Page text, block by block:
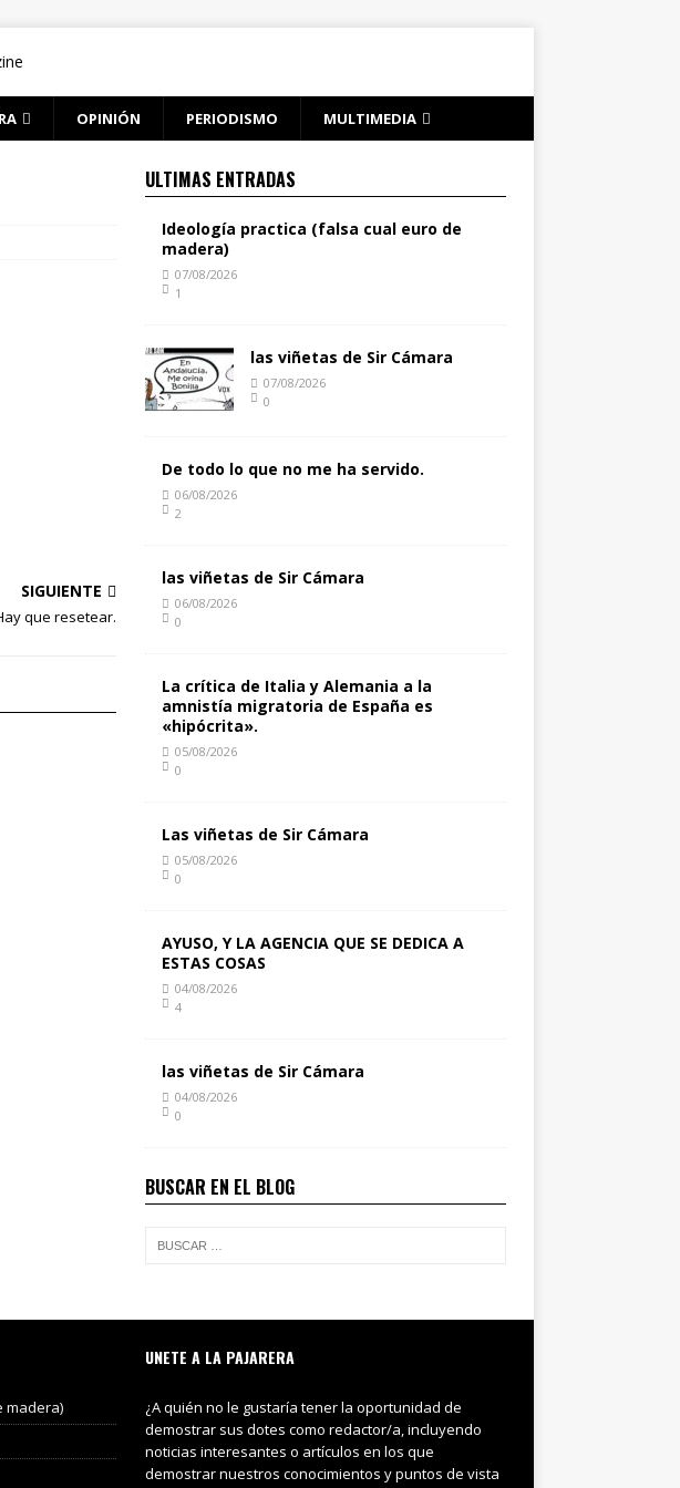
OPINIÓN PERIODISMO MULTIMEDIA
SIGUIENTE
que resetear.
ULTIMAS ENTRADAS
Ideología practica (falsa cual euro de
madera)
07/08/2026
1
las viñetas de Sir Cámara
07/08/2026
0
De todo lo que no me ha servido.
06/08/2026
2
las viñetas de Sir Cámara
06/08/2026
0
La crítica de Italia y Alemania a la
amnistía migratoria de España es
«hipócrita».
05/08/2026
0
Las viñetas de Sir Cámara
05/08/2026
0
AYUSO, Y LA AGENCIA QUE SE DEDICA A
ESTAS COSAS
04/08/2026
4
las viñetas de Sir Cámara
04/08/2026
0
BUSCAR EN EL BLOG
madera)
UNETE A LA PAJARERA
¿A quién no le gustaría tener la oportunidad de
demostrar sus dotes como redactor/a, incluyendo
noticias interesantes o artículos en los que
demostrar nuestros conocimientos y puntos de vista